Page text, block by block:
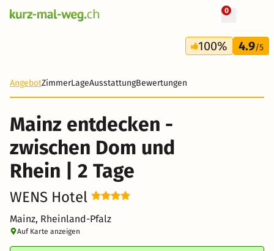
0
2 Tage
34 CHF
100% 4.9/5
AngebotZimmerLageAusstattungBewertungen
Mainz entdecken -
zwischen Dom und
Rhein | 2 Tage
WENS Hotel
Mainz, Rheinland-Pfalz
Auf Karte anzeigen